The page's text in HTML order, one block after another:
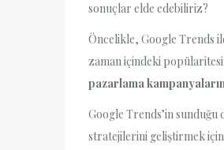
sonuçlar elde edebiliriz?
Öncelikle, Google Trends
zaman içindeki
pazarlama
Google Trends’in
stratejilerini geliştirmek